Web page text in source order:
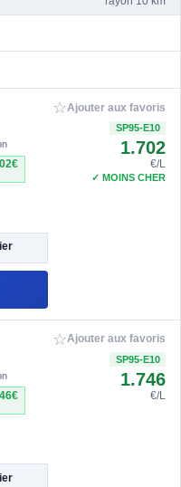
☆Ajouter aux favoris
SP95-E10
1.702
€/L
✓ MOINS CHER
☆Ajouter aux favoris
SP95-E10
1.746
€/L